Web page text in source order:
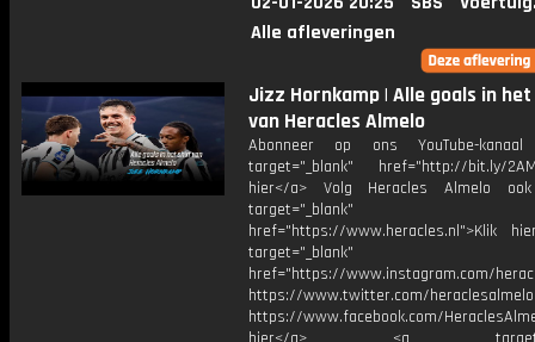
Alle afleveringen
Jizz Hornkamp | Alle goals in
van Heracles Almelo
Abonneer op ons YouTube-
target="_blank" href="http://bit.ly/
hier</a> Volg Heracles Almelo
target="_blank"
href="https://www.heracles.nl">Klik
target="_blank"
href="https://www.instagram.com/
https://www.twitter.com/heraclesalmelo
https://www.facebook.com/